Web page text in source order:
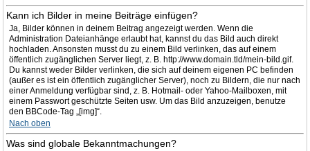
Kann ich Bilder in meine Beiträge einfügen?
Ja, Bilder können in deinem Beitrag angezeigt werden. Wenn die
Administration Dateianhänge erlaubt hat, kannst du das Bild auch direkt
hochladen. Ansonsten musst du zu einem Bild verlinken, das auf einem
öffentlich zugänglichen Server liegt, z. B. http://www.domain.tld/mein-bild.gif.
Du kannst weder Bilder verlinken, die sich auf deinem eigenen PC befinden
(außer es ist ein öffentlich zugänglicher Server), noch zu Bildern, die nur nach
einer Anmeldung verfügbar sind, z. B. Hotmail- oder Yahoo-Mailboxen, mit
einem Passwort geschützte Seiten usw. Um das Bild anzuzeigen, benutze
den BBCode-Tag „[img]“.
Nach oben
Was sind globale Bekanntmachungen?